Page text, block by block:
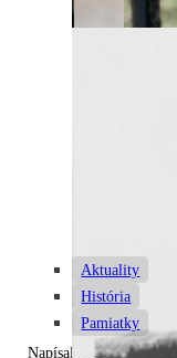
Napísal: Zuzana
Aktuality
História
Pamiatky